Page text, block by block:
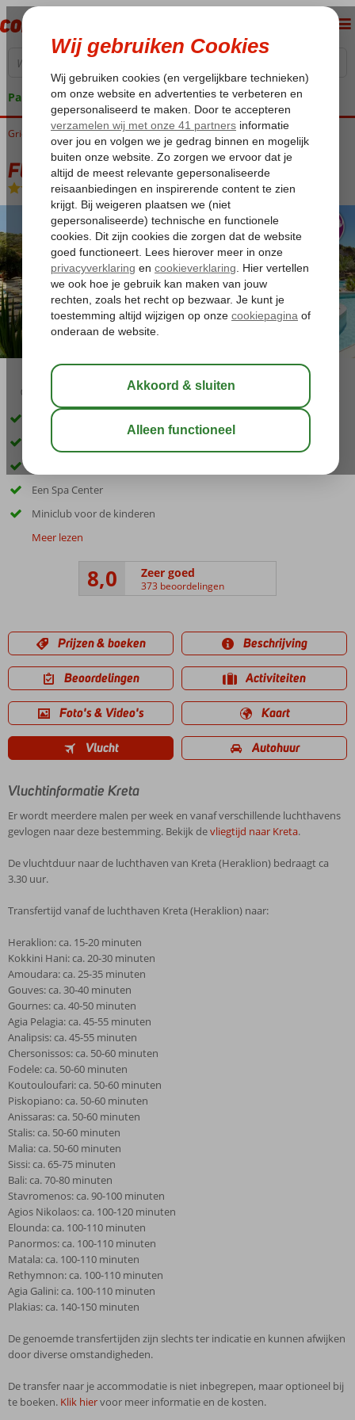
Pakketgarantie
Home
Griekenland Kreta Agia Pelagia Fly & Go Out of the Blue Resort
Fly & Go Out of the Blue Resort
All Inclusive-Hotel
03:30
Inclusief huurauto
Direct aan het strand
Een Spa Center
Miniclub voor de kinderen
Meer lezen
8,0 Zeer goed
373 beoordelingen
Prijzen & boeken Beschrijving
Beoordelingen Activiteiten
Foto's & Video's Kaart
Vlucht Autohuur
Vluchtinformatie Kreta
Er wordt meerdere malen per week en vanaf verschillende luchthavens
gevlogen naar deze bestemming. Bekijk devliegtijd naar Kreta.
De vluchtduur naar de luchthaven van Kreta (Heraklion) bedraagt ca
3.30 uur.
Transfertijd vanaf de luchthaven Kreta (Heraklion) naar:
Heraklion: ca. 15-20 minuten
Kokkini Hani: ca. 20-30 minuten
Amoudara: ca. 25-35 minuten
Gouves: ca. 30-40 minuten
Gournes: ca. 40-50 minuten
Agia Pelagia: ca. 45-55 minuten
Analipsis: ca. 45-55 minuten
Chersonissos: ca. 50-60 minuten
Fodele: ca. 50-60 minuten
Koutouloufari: ca. 50-60 minuten
Piskopiano: ca. 50-60 minuten
Anissaras: ca. 50-60 minuten
Stalis: ca. 50-60 minuten
Malia: ca. 50-60 minuten
Sissi: ca. 65-75 minuten
Bali: ca. 70-80 minuten
Stavromenos: ca. 90-100 minuten
Agios Nikolaos: ca. 100-120 minuten
Elounda: ca. 100-110 minuten
Panormos: ca. 100-110 minuten
Matala: ca. 100-110 minuten
Rethymnon: ca. 100-110 minuten
Agia Galini: ca. 100-110 minuten
Plakias: ca. 140-150 minuten
De genoemde transfertijden zijn slechts ter indicatie en kunnen afwijken
door diverse omstandigheden.
De transfer naar je accommodatie is niet inbegrepen, maar optioneel bij
te boeken. Klik hiervoor meer informatie en de kosten.